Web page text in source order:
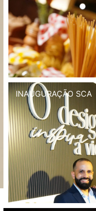
INAUGURAÇÃO SCA